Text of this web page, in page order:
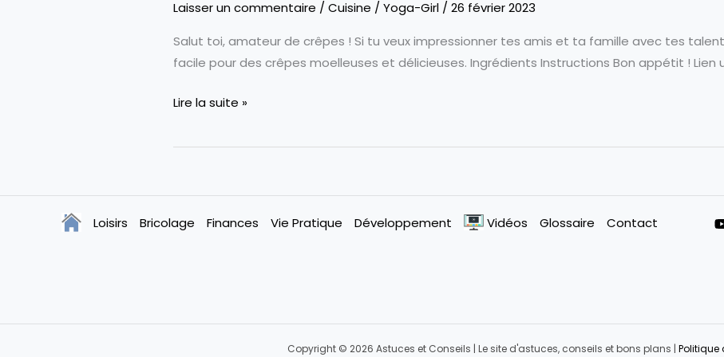
Laisser un commentaire / Cuisine / Yoga-Girl / 26 février 2023
Salut toi, amateur de crêpes ! Si tu veux impressionner tes amis et ta famille avec tes
facile pour des crêpes moelleuses et délicieuses. Ingrédients Instructions Bon appétit ! Lien
Recette
Crêpes
Lire la suite »
Loisirs Bricolage Finances Vie Pratique Développement Vidéos Glossaire Contact
Copyright © 2026 Astuces et Conseils | Le site d'astuces, conseils et bons plans | Politique